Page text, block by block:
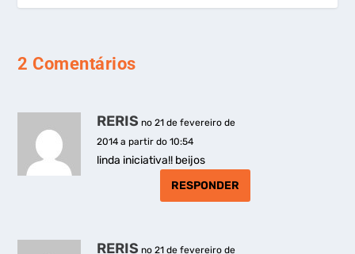
2 Comentários
RERIS no 21 de fevereiro de
2014 a partir do 10:54
linda iniciativa!! beijos
RESPONDER
RERIS no 21 de fevereiro de